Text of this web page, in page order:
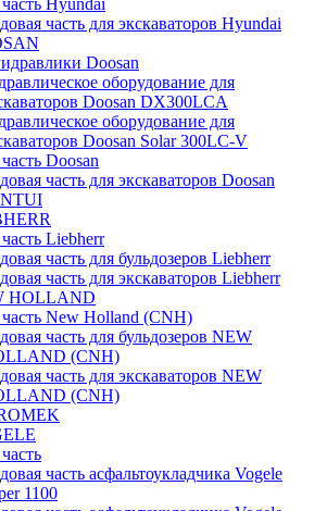
Hyundai
часть для экскаваторов Hyundai
Doosan
оборудование для
Doosan DX300LCA
оборудование для
Doosan Solar 300LC-V
Doosan
часть для экскаваторов Doosan
Liebherr
часть для бульдозеров Liebherr
часть для экскаваторов Liebherr
HOLLAND
New Holland (CNH)
часть для бульдозеров NEW
(CNH)
часть для экскаваторов NEW
(CNH)
часть асфальтоукладчика Vogele
1100